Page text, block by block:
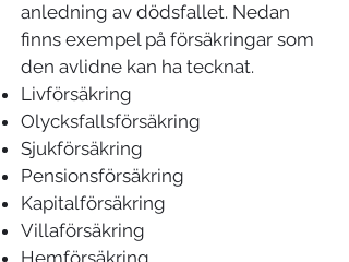
anledning av dödsfallet. Nedan
finns exempel på försäkringar som
den avlidne kan ha tecknat.
Livförsäkring
Olycksfallsförsäkring
Sjukförsäkring
Pensionsförsäkring
Kapitalförsäkring
Villaförsäkring
Hemförsäkring